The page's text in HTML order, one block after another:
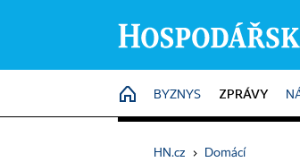
HOME
BYZNYS ZPRÁVY
HN.cz › Domácí